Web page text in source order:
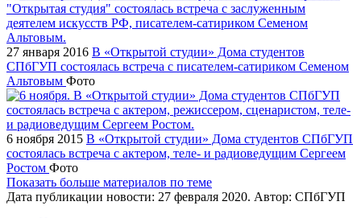
27 января 2016 В «Открытой студии» Дома студентов
СПбГУП состоялась встреча с писателем-сатириком Семеном
Альтовым Фото
6 ноября 2015 В «Открытой студии» Дома студентов СПбГУП
состоялась встреча с актером, теле- и радиоведущим Сергеем
Ростом Фото
Показать больше материалов по теме
Дата публикации новости: 27 февраля 2020. Автор: СПбГУП